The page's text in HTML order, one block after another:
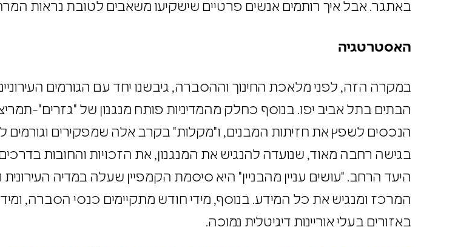
באתגר. אבל איך רותמים אנשים פרטיים שישקיעו משאבים לטובת נראות
האסטרטגיה
במקרה הזה, לפני מלאכת החינוך וההסברה, גיבשנו יחד עם הגורמים
הבתים בתל אביב יפו. בנוסף כחלק מהמדיניות פותח מנגנון של "גזרים"-
הנכסים לשפץ את חזיתות המבנים, ו"מקלות" בקרב אלה שמפקירים וגורמים
בגישה רחבה מאוד, שנועדה להנגיש את המנגנון, את הזכויות והחובות
היעד הרחב. "עושים עניין מהבניין" היא סיסמת הקמפיין שעלה במדיה
המרכז ומנגיש את כל המידע. בנוסף, מידי חודש מתקיימים כנסי הסברה,
באזורים בעלי אוריינות דיגיטלית נמוכה.